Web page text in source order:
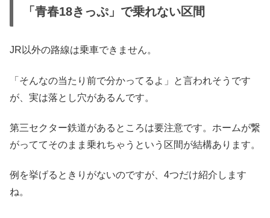
「青春18きっぷ」で乗れない区間
JR以外の路線は乗車できません。
「そんなの当たり前で分かってるよ」と言われそうです
が、実は落とし穴があるんです。
第三セクター鉄道があるところは要注意です。ホームが繋
がっててそのまま乗れちゃうという区間が結構あります。
例を挙げるときりがないのですが、4つだけ紹介します
ね。